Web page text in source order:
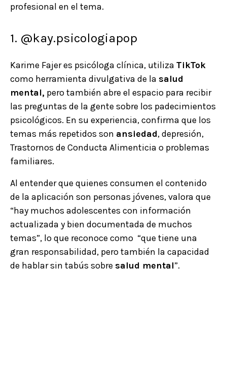
profesional en el tema.
1. @kay.psicologiapop
Karime Fajer es psicóloga clínica, utiliza TikTok
como herramienta divulgativa de la salud
mental, pero también abre el espacio para recibir
las preguntas de la gente sobre los padecimientos
psicológicos. En su experiencia, confirma que los
temas más repetidos son ansiedad, depresión,
Trastornos de Conducta Alimenticia o problemas
familiares.
Al entender que quienes consumen el contenido
de la aplicación son personas jóvenes, valora que
“hay muchos adolescentes con información
actualizada y bien documentada de muchos
temas”, lo que reconoce como “que tiene una
gran responsabilidad, pero también la capacidad
de hablar sin tabús sobre salud mental”.